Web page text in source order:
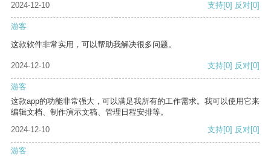
2024-12-10 支持[0] 反对[0]
游客
这款软件非常实用，可以帮助我解决很多问题。
2024-12-10 支持[0] 反对[0]
游客
这款app的功能非常强大，可以满足我所有的工作需求。我可以使用它来
编辑文档、制作演示文稿、管理日程安排等。
2024-12-10
支持[0] 反对[0]
游客